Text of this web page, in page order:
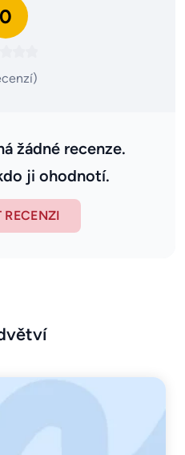
0
žádné recenze.
ji ohodnotí.
RECENZI